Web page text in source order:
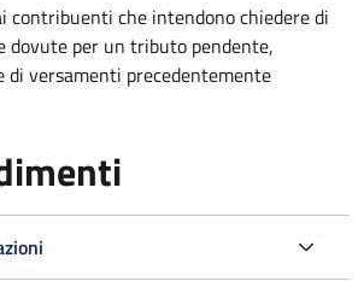
contribuenti che intendono chiedere di
dovute per un tributo pendente,
di versamenti precedentemente